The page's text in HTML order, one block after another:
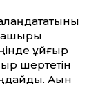
алаңдататыны
ұйғыр
шертетін
Ақын